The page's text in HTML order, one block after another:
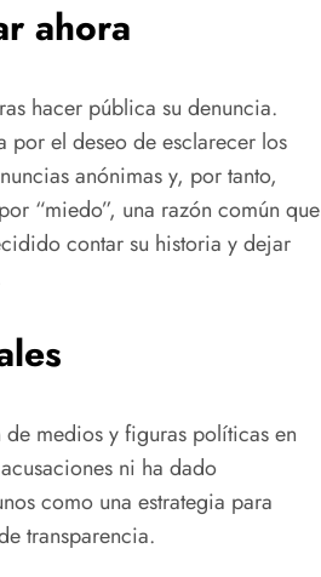
ahora
hacer pública su denuncia.
por el deseo de esclarecer los
anónimas y, por tanto,
“miedo”, una razón común que
contar su historia y dejar
medios y figuras políticas en
ni ha dado
como una estrategia para
transparencia.